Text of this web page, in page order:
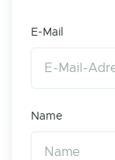
E-Mail
Name